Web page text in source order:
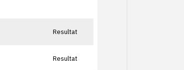
Resultat
Resultat